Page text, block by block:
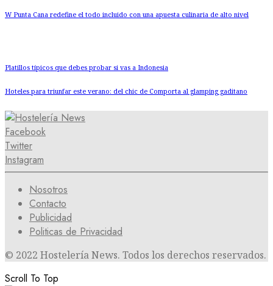
W Punta Cana redefine el todo incluido con una apuesta culinaria de alto nivel
Platillos típicos que debes probar si vas a Indonesia
Hoteles para triunfar este verano: del chic de Comporta al glamping gaditano
Facebook
Twitter
Instagram
Nosotros
Contacto
Publicidad
Politicas de Privacidad
© 2022 Hostelería News. Todos los derechos reservados.
Scroll To Top